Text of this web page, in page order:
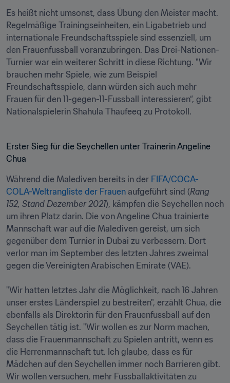
Es heißt nicht umsonst, dass Übung den Meister macht.
Regelmäßige Trainingseinheiten, ein Ligabetrieb und
internationale Freundschaftsspiele sind essenziell, um
den Frauenfussball voranzubringen. Das Drei-Nationen-
Turnier war ein weiterer Schritt in diese Richtung. "Wir
brauchen mehr Spiele, wie zum Beispiel
Freundschaftsspiele, dann würden sich auch mehr
Frauen für den 11-gegen-11-Fussball interessieren“, gibt
Nationalspielerin Shahula Thaufeeq zu Protokoll.
Erster Sieg für die Seychellen unter Trainerin Angeline
Chua
Während die Malediven bereits in der FIFA/COCA-
COLA-Weltrangliste der Frauen aufgeführt sind (Rang
152, Stand Dezember 2021), kämpfen die Seychellen noch
um ihren Platz darin. Die von Angeline Chua trainierte
Mannschaft war auf die Malediven gereist, um sich
gegenüber dem Turnier in Dubai zu verbessern. Dort
verlor man im September des letzten Jahres zweimal
gegen die Vereinigten Arabischen Emirate (VAE).
"Wir hatten letztes Jahr die Möglichkeit, nach 16 Jahren
unser erstes Länderspiel zu bestreiten", erzählt Chua, die
ebenfalls als Direktorin für den Frauenfussball auf den
Seychellen tätig ist. "Wir wollen es zur Norm machen,
dass die Frauenmannschaft zu Spielen antritt, wenn es
die Herrenmannschaft tut. Ich glaube, dass es für
Mädchen auf den Seychellen immer noch Barrieren gibt.
Wir wollen versuchen, mehr Fussballaktivitäten zu